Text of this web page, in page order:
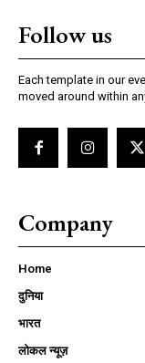
Follow us
Each template in our
moved around within
Company
Home
दुनिया
भारत
लोकल न्यूज़